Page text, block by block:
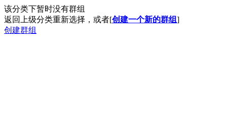
该分类下暂时没有群组
返回上级分类重新选择，或者[创建一个新的群组]
创建群组